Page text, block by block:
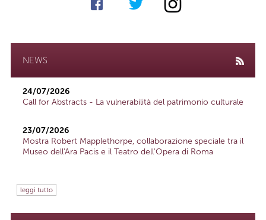
NEWS
24/07/2026
Call for Abstracts - La vulnerabilità del patrimonio culturale
23/07/2026
Mostra Robert Mapplethorpe, collaborazione speciale tra il
Museo dell'Ara Pacis e il Teatro dell'Opera di Roma
leggi tutto